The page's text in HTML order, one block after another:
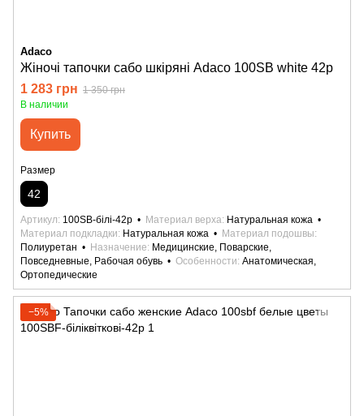
Adaco
Жіночі тапочки сабо шкіряні Adaco 100SB white 42р
1 283 грн 1 350 грн
В наличии
Купить
Размер
42
Артикул 100SB-білі-42р Материал верха Натуральная кожа
Материал подкладки
Натуральная кожа
Материал подошвы
Полиуретан
Назначение
Медицинские, Поварские,
Повседневные, Рабочая обувь
Особенности Анатомическая,
Ортопедические
−5%